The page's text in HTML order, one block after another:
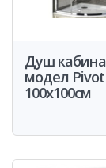
Душ кабина
модел Pivot
100x100см